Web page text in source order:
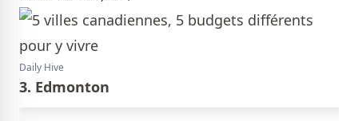
Daily Hive
3. Edmonton